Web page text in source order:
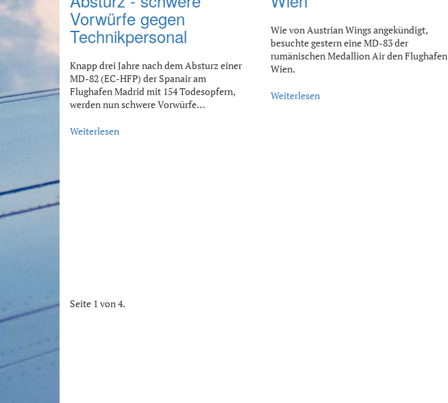
Vorwürfe gegen
Technikpersonal
Knapp drei Jahre nach dem Absturz einer
MD-82 (EC-HFP) der Spanair am
Flughafen Madrid mit 154 Todesopfern,
werden nun schwere Vorwürfe…
Weiterlesen
Wie von Austrian Wings angekündigt,
besuchte gestern eine MD-83 der
rumänischen Medallion Air den Flughafen
Wien.
Weiterlesen
Seite 1 von 4.